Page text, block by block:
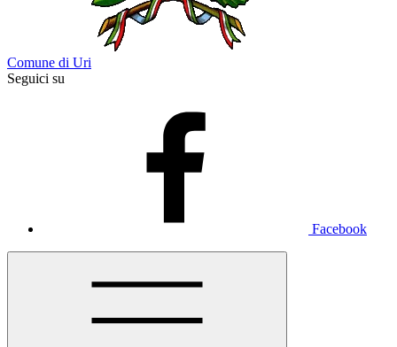
Comune di Uri
Seguici su
Facebook